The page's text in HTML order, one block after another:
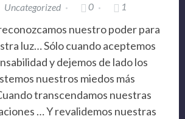
Uncategorized 0 1
nuestro poder para
luz… Sólo cuando aceptemos
y dejemos de lado los
nuestros miedos más
transcendamos nuestras
… Y revalidemos nuestras